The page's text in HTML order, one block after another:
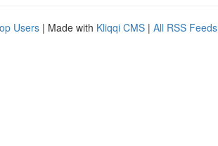
Users | Made with Kliqqi CMS | All RSS Feeds